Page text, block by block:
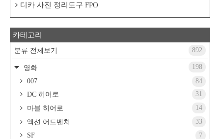
디카 사진 정리도구 FPO
카테고리
분류 전체보기 892
영화
198
007
84
DC 히어로
31
마블 히어로
14
액션 어드벤처
33
SF
7